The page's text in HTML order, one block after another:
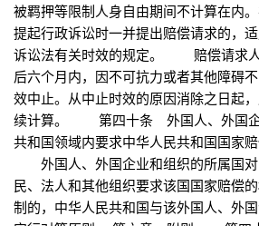
被羁押等限制人身自由期间不计算在内
提起行政诉讼时一并提出赔偿请求的，
诉讼法有关时效的规定。 赔偿请求人
后六个月内，因不可抗力或者其他障碍
效中止。从中止时效的原因消除之日起
续计算。 第四十条 外国人、外国企
共和国领域内要求中华人民共和国国家赔
外国人、外国企业和组织的所属国对
民、法人和其他组织要求该国国家赔偿
制的，中华人民共和国与该外国人、外